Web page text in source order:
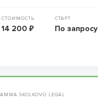
СТОИМОСТЬ
14 200 ₽
СТАРТ
По запросу
SKOLKOVO LEGAL